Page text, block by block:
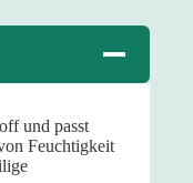
und passt
Feuchtigkeit